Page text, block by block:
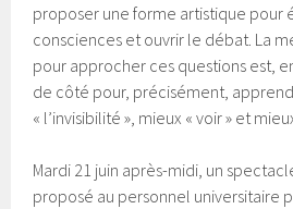
proposer une forme artistique pour
consciences et ouvrir le débat. La
pour approcher ces questions est,
de côté pour, précisément,
« l’invisibilité », mieux « voir » et
Mardi 21 juin après-midi, un
proposé au personnel universitaire